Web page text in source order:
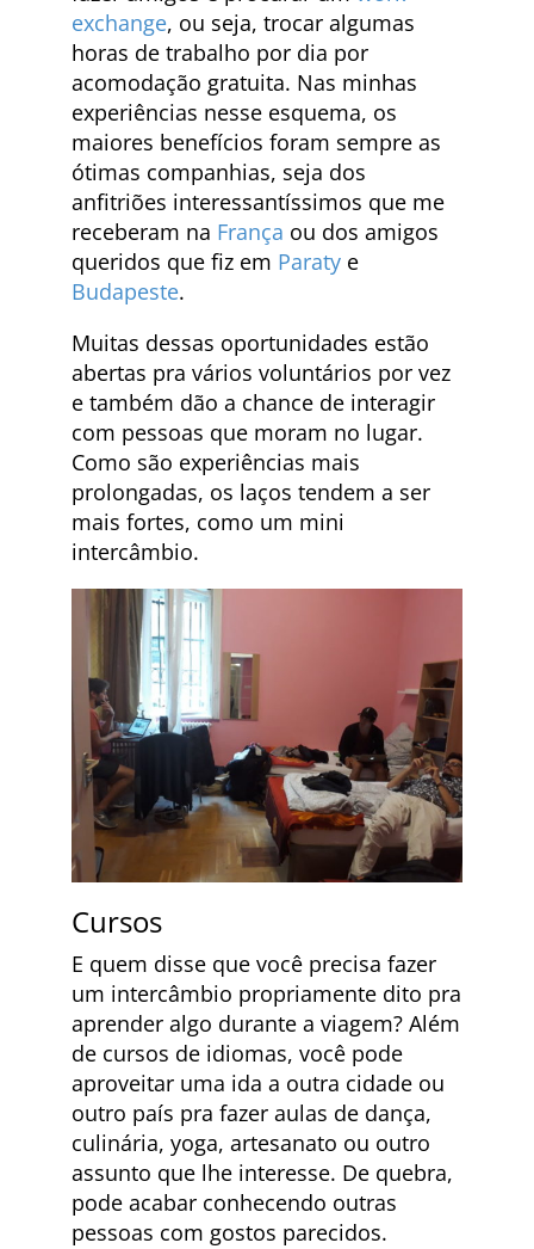
exchange, ou seja, trocar algumas
horas de trabalho por dia por
acomodação gratuita. Nas minhas
experiências nesse esquema, os
maiores benefícios foram sempre as
ótimas companhias, seja dos
anfitriões interessantíssimos que me
receberam na França ou dos amigos
queridos que fiz em Paraty e
Budapeste.
Muitas dessas oportunidades estão
abertas pra vários voluntários por vez
e também dão a chance de interagir
com pessoas que moram no lugar.
Como são experiências mais
prolongadas, os laços tendem a ser
mais fortes, como um mini
intercâmbio.
Cursos
E quem disse que você precisa fazer
um intercâmbio propriamente dito pra
aprender algo durante a viagem? Além
de cursos de idiomas, você pode
aproveitar uma ida a outra cidade ou
outro país pra fazer aulas de dança,
culinária, yoga, artesanato ou outro
assunto que lhe interesse. De quebra,
pode acabar conhecendo outras
pessoas com gostos parecidos.